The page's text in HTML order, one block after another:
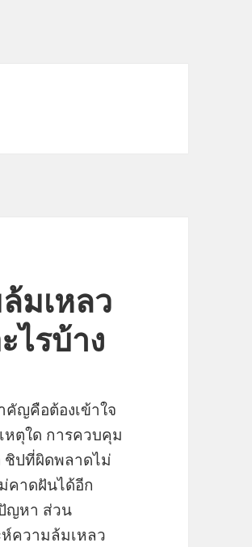
มเหลว
รบ้าง
ญคือต้องเข้าใจ
ตุใด การควบคุม
ชิปที่ผิดพลาดไม่
คาดฝันได้อีก
ญหา ส่วน
ความล้มเหลว